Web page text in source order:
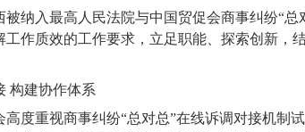
被纳入最高人民法院与中国贸促会商事纠纷“
工作质效的工作要求，立足职能、探索创新，
构建协作体系
高度重视商事纠纷“总对总”在线诉调对接机制